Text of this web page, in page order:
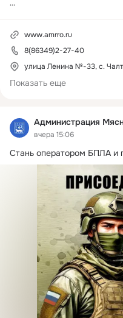
Администрация
вчера 15:06
Стань оператором БПЛА и
myasnikovskiy@donland.ru
Режим работы:
Пн 9:00 - 17:00
Вт  9:00 - 17:00
Пт  9:00 - 17:00
www.amrro.ru
8(86349)2-27-40
улица Ленина №-33, с.
Показать еще